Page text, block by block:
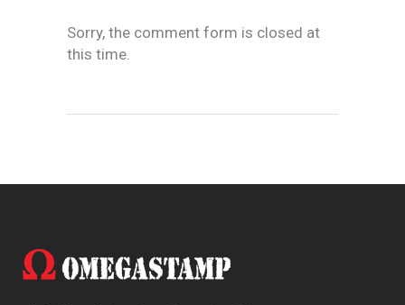
Sorry, the comment form is closed at
this time.